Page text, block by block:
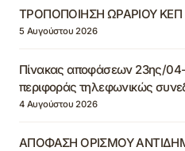
ΤΡΟΠΟΠΟΙΗΣΗ ΩΡΑΡΙΟΥ ΚΕΠ
5 Αυγούστου 2026
Πίνακας αποφάσεων 23ης/
περιφοράς τηλεφωνικώς
4 Αυγούστου 2026
ΑΠΟΦΑΣΗ ΟΡΙΣΜΟΥ